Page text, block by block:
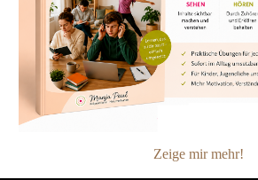
Zeige mir mehr!